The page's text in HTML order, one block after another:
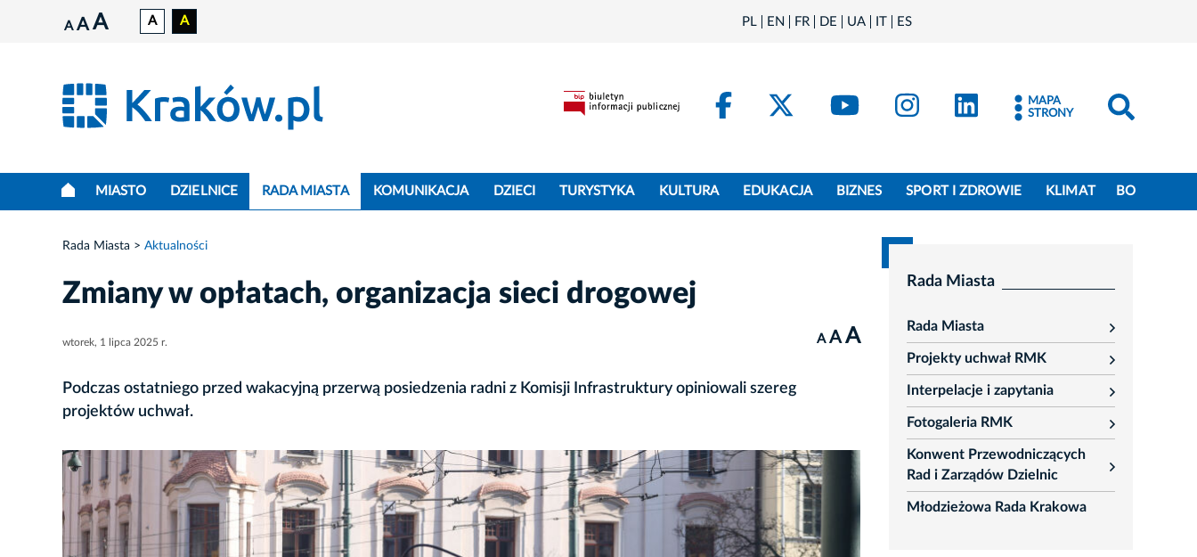
A A A A A PL EN FR DE UA IT ES
FacebookKraków - X
Kraków - YouTube
Kraków - Instagram
Kraków - LinkedIn
MAPA
STRONY
MIASTO DZIELNICE RADA MIASTA KOMUNIKACJA DZIECI TURYSTYKA KULTURA EDUKACJA BIZNES SPORT I ZDROWIE KLIMAT BO
Rada Miasta Aktualności
Zmiany w opłatach, organizacja sieci drogowej
wtorek, 1 lipca 2025 r. A A A
Podczas ostatniego przed wakacyjną przerwą posiedzenia radni z Komisji Infrastruktury opiniowali szereg
projektów uchwał.
Rada Miasta
Rada Miasta
rozwiń
Projekty uchwał RMK
rozwiń
Interpelacje i zapytania
rozwiń
Fotogaleria RMK
rozwiń
Konwent Przewodniczących
Rad i Zarządów Dzielnic
rozwiń
Młodzieżowa Rada Krakowa